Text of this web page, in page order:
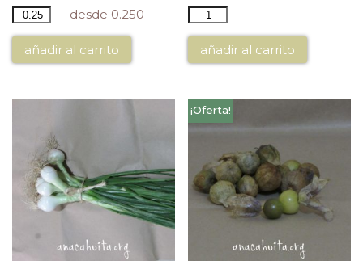
— desde 0.250
añadir al carrito añadir al carrito
¡Oferta!